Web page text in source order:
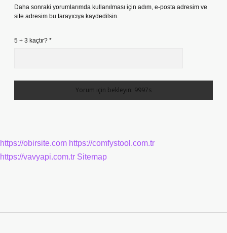
Daha sonraki yorumlarımda kullanılması için adım, e-posta adresim ve
site adresim bu tarayıcıya kaydedilsin.
5 + 3 kaçtır? *
https://obirsite.com https://comfystool.com.tr
https://vavyapi.com.tr Sitemap